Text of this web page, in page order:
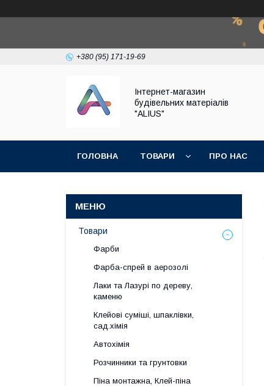
+380 (95) 171-19-69
Інтернет-магазин
будівельних матеріалів
"ALIUS"
ГОЛОВНА ТОВАРИ ПРО НАС
Товари
Фарби
Фарба-спрей в аерозолі
Лаки та Лазурі по дереву,
каменю
Клейові суміші, шпаклівки,
сад.хімія
Автохімія
Розчинники та грунтовки
Піна монтажна, Клей-піна